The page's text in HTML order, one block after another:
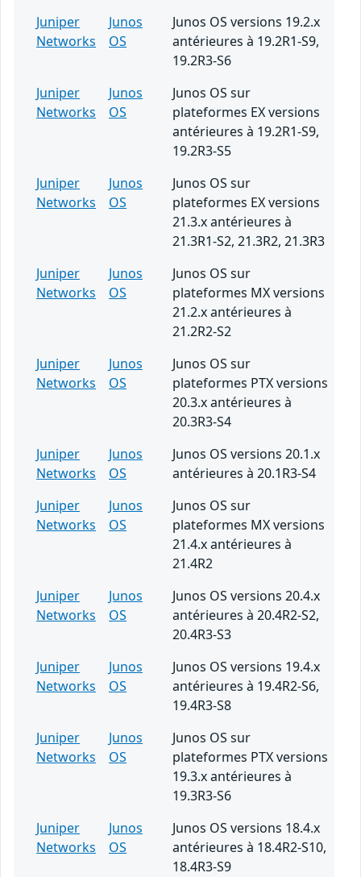
Juniper
Networks
Junos
OS
Junos OS versions 19.2.x
antérieures à 19.2R1-S9,
19.2R3-S6
Juniper
Networks
Junos
OS
Junos OS sur
plateformes EX versions
antérieures à 19.2R1-S9,
19.2R3-S5
Juniper
Networks
Junos
OS
Junos OS sur
plateformes EX versions
21.3.x antérieures à
21.3R1-S2, 21.3R2, 21.3R3
Juniper
Networks
Junos
OS
Junos OS sur
plateformes MX versions
21.2.x antérieures à
21.2R2-S2
Juniper
Networks
Junos
OS
Junos OS sur
plateformes PTX versions
20.3.x antérieures à
20.3R3-S4
Juniper
Networks
Junos
OS
Junos OS versions 20.1.x
antérieures à 20.1R3-S4
Juniper
Networks
Junos
OS
Junos OS sur
plateformes MX versions
21.4.x antérieures à
21.4R2
Juniper
Networks
Junos
OS
Junos OS versions 20.4.x
antérieures à 20.4R2-S2,
20.4R3-S3
Juniper
Networks
Junos
OS
Junos OS versions 19.4.x
antérieures à 19.4R2-S6,
19.4R3-S8
Juniper
Networks
Junos
OS
Junos OS sur
plateformes PTX versions
19.3.x antérieures à
19.3R3-S6
Juniper
Networks
Junos
OS
Junos OS versions 18.4.x
antérieures à 18.4R2-S10,
18.4R3-S9